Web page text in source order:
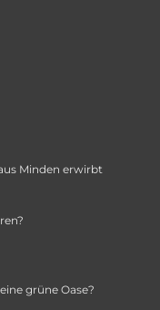
Minden erwirbt
grüne Oase?